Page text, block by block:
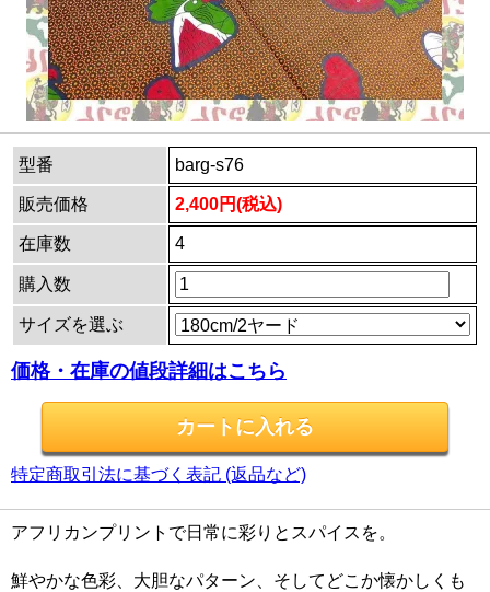
型番 barg-s76
販売価格 2,400円(税込)
在庫数 4
購入数
サイズを選ぶ
価格・在庫の値段詳細はこちら
特定商取引法に基づく表記 (返品など)
アフリカンプリントで日常に彩りとスパイスを。
鮮やかな色彩、大胆なパターン、そしてどこか懐かしくも